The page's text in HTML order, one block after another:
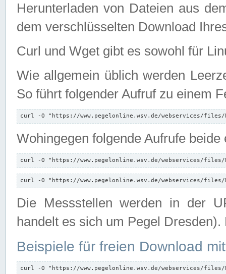
Herunterladen von Dateien aus
dem verschlüsselten Download
Curl und Wget gibt es sowohl für
Wie allgemein üblich werden
So führt folgender Aufruf zu einem
curl -O "https://www.pegelonline.wsv.de/webservices/files/
Wohingegen folgende Aufrufe beide
curl -O "https://www.pegelonline.wsv.de/webservices/files/
curl -O "https://www.pegelonline.wsv.de/webservices/files/
Die Messstellen werden in der
handelt es sich um Pegel
Beispiele für freien Download
curl -O "https://www.pegelonline.wsv.de/webservices/files/